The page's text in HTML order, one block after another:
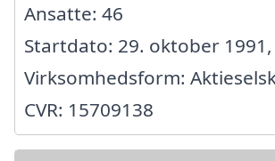
Ansatte: 46
Startdato: 29. oktober 1991,
Virksomhedsform:
CVR: 15709138